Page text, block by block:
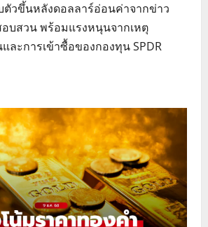
ตัวขึ้นหลังดอลลาร์อ่อนค่าจากข่าว
บสวน พร้อมแรงหนุนจากเหตุ
ละการเข้าซื้อของกองทุน SPDR
น
วน